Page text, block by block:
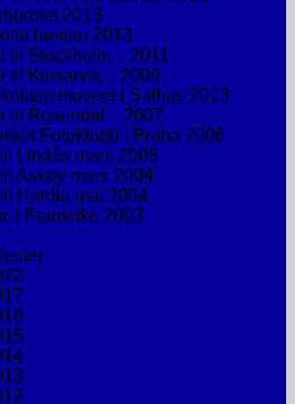
2013
høsten 2013
til Stockholm – 2011
til Kinsarvik – 2009
i Salhus 2013
til Rosendal – 2007
Fotoklubb i Praha 2006
Lindås mars 2005
Askøy mars 2004
Herdla mai 2004
i Frankrike 2003